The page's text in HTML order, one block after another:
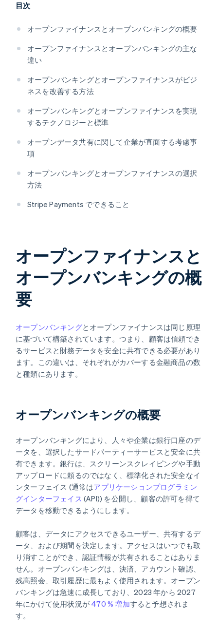
目次
オープンファイナンスとオープンバンキングの概要
オープンファイナンスとオープンバンキングの主な
違い
オープンバンキングとオープンファイナンスがビジ
ネスを改善する方法
オープンバンキングとオープンファイナンスを実現
するテクノロジーと標準
オープンデータ共有に関して企業が直面する考慮事
項
オープンバンキングとオープンファイナンスの選択
方法
Stripe Payments でできること
オープンファイナンスと
オープンバンキングの概
要
オープンバンキングとオープンファイナンスは同じ原理
に基づいて構築されています。つまり、顧客は信頼でき
るサービスと財務データを安全に共有できる必要があり
ます。この違いは、それぞれがカバーする金融商品の数
と種類にあります。
オープンバンキングの概要
オープンバンキングにより、人々や企業は銀行口座のデ
ータを、選択したサードパーティーサービスと安全に共
有できます。銀行は、スクリーンスクレイピングや手動
アップロードに頼るのではなく、標準化された安全なイ
ンターフェイス (通常はアプリケーションプログラミン
グインターフェイス (API)) を公開し、顧客の許可を得て
データを移動できるようにします。
顧客は、データにアクセスできるユーザー、共有するデ
ータ、および期間を決定します。アクセスはいつでも取
り消すことができ、認証情報が共有されることはありま
せん。オープンバンキングは、決済、アカウント確認、
残高照会、取引履歴に最もよく使用されます。オープン
バンキングは急速に成長しており、2023 年から 2027
年にかけて使用状況が 470 % 増加すると予想されま
す。